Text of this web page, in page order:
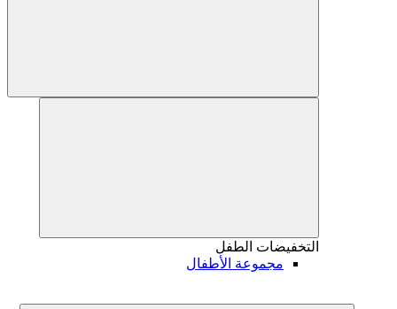
التخفيضات الطفل
مجموعة الأطفال